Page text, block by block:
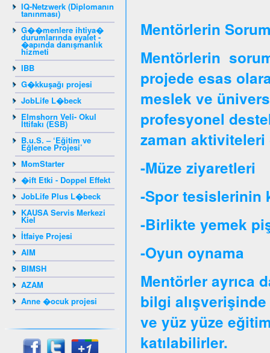
IQ-Netzwerk (Diplomanın
tanınması)
G��menlere ihtiya�
durumlarında eyalet -
�apında danışmanlık
hizmeti
IBB
G�kkuşağı projesi
JobLife L�beck
Elmshorn Veli- Okul
İttifakı (ESB)
B.u.S. – ‘Eğitim ve
Eğlence Projesi’
MomStarter
�ift Etki - Doppel Effekt
JobLife Plus L�beck
KAUSA Servis Merkezi
Kiel
İtfaiye Projesi
AIM
BIMSH
AZAM
Anne �ocuk projesi
Mentörlerin
Mentörlerin
projede esas
meslek ve
profesyonel
zaman
-Müze ziyaretleri
-Spor tesislerinin
-Birlikte yemek
-Oyun oynama
Mentörler ayrıca
bilgi
ve yüz yüze
katılabilirler.